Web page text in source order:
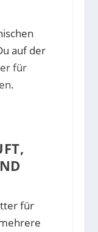
auf der
für
.
für